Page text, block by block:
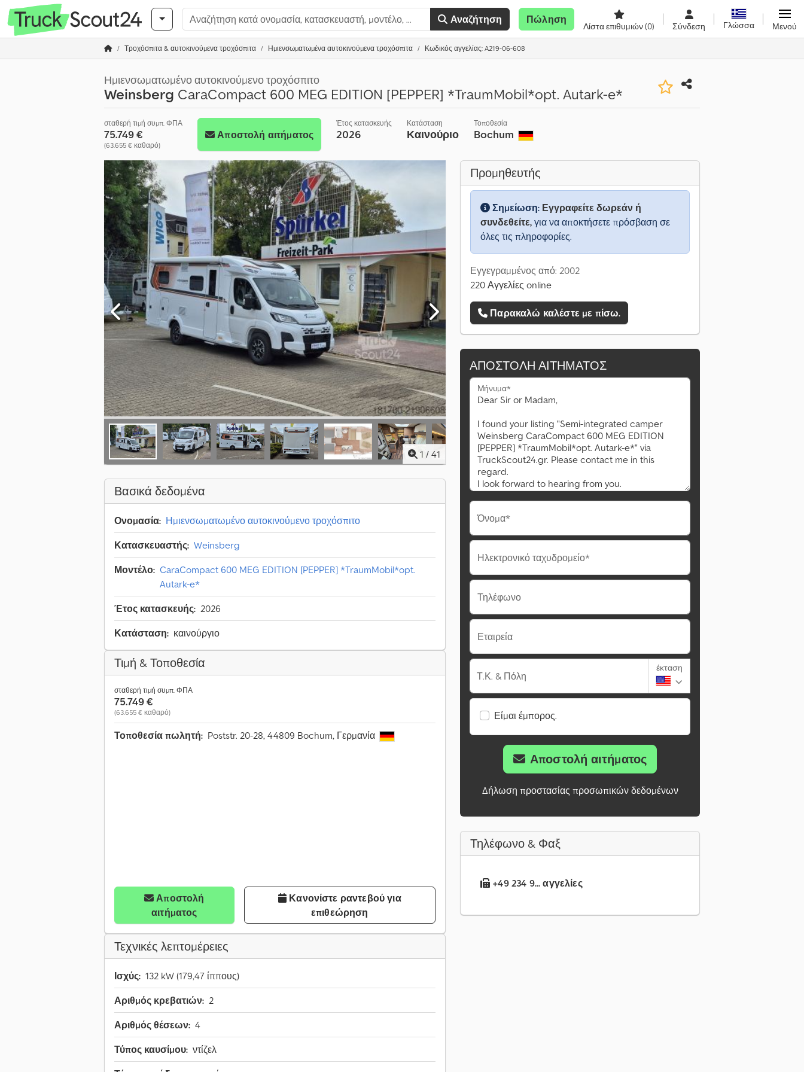
Αναζήτηση Πώληση
Λίστα επιθυμιών(0) Σύνδεση Γλώσσα Μενού
Τροχόσπιτα & αυτοκινούμενα τροχόσπιτα Ημιενσωματωμένα αυτοκινούμενα τροχόσπιτα Κωδικός αγγελίας: A219-06-608
Ημιενσωματωμένο αυτοκινούμενο τροχόσπιτο
Weinsberg CaraCompact 600 MEG EDITION [PEPPER] *TraumMobil*opt. Autark-e*
σταθερή τιμή συμπ. ΦΠΑ
75.749 €
(63.655 € καθαρό)
Αποστολή αιτήματος
Έτος κατασκευής
2026
Κατάσταση
Καινούριο
Τοποθεσία
Bochum
1 / 41
Βασικά δεδομένα
Ονομασία: Ημιενσωματωμένο αυτοκινούμενο τροχόσπιτο
Κατασκευαστής: Weinsberg
Μοντέλο: CaraCompact 600 MEG EDITION [PEPPER] *TraumMobil*opt.
Autark-e*
Έτος κατασκευής: 2026
Κατάσταση: καινούργιο
Τιμή & Τοποθεσία
σταθερή τιμή συμπ. ΦΠΑ
75.749 €
(63.655 € καθαρό)
Τοποθεσία πωλητή: Poststr. 20-28, 44809 Bochum, Γερμανία
Αποστολή
αιτήματος
επιθεώρηση
Τεχνικές λεπτομέρειες
Ισχύς: 132 kW (179,47 ίππους)
Αριθμός κρεβατιών: 2
Αριθμός θέσεων: 4
Τύπος καυσίμου: ντίζελ
Προμηθευτής
Σημείωση: Εγγραφείτε δωρεάν ή
συνδεθείτε, για να αποκτήσετε πρόσβαση σε
όλες τις πληροφορίες.
Εγγεγραμμένος από: 2002
220 Αγγελίες online
Παρακαλώ καλέστε με πίσω.
ΑΠΟΣΤΟΛΉ ΑΙΤΉΜΑΤΟΣ
Μήνυμα*
Όνομα*
Ηλεκτρονικό ταχυδρομείο*
Τηλέφωνο
Εταιρεία
Τ.Κ. & Πόλη
έκταση
Είμαι έμπορος.
Αποστολή αιτήματος
Δήλωση προστασίας προσωπικών δεδομένων
Τηλέφωνο & Φαξ
+49 234 9... αγγελίες